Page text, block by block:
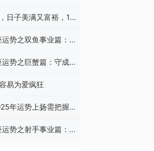
海
日子美满又富裕，1
的星座
势之双鱼事业篇：
稳
势之巨蟹篇：守成
易为爱疯狂
年运势上扬需把握
势之射手事业篇：